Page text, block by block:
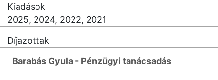
Kiadások
2025, 2024, 2022, 2021
Díjazottak
Barabás Gyula - Pénzügyi tanácsadás